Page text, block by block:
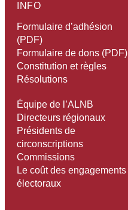
INFO
Formulaire d’adhésion
(PDF)
Formulaire de dons (PDF)
Constitution et règles
Résolutions
Équipe de l’ALNB
Directeurs régionaux
Présidents de
circonscriptions
Commissions
Le coût des engagements
électoraux